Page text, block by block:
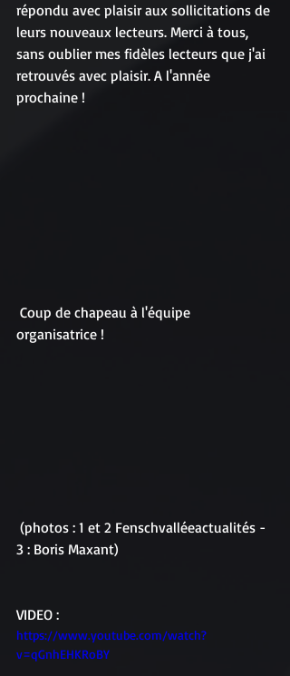
répondu avec plaisir aux sollicitations de
leurs nouveaux lecteurs. Merci à tous,
sans oublier mes fidèles lecteurs que j'ai
retrouvés avec plaisir. A l'année
prochaine !
organisatrice !
3 : Boris Maxant)
VIDEO :
https://www.youtube.com/watch?
v=qGnhEHKRoBY